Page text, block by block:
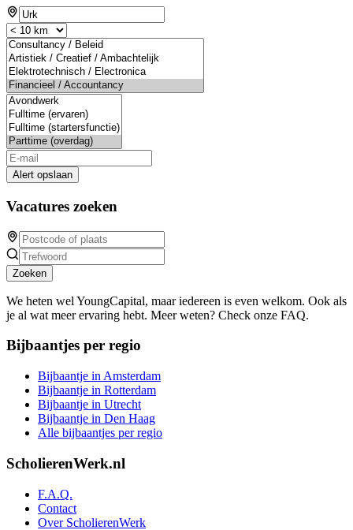
Alert opslaan
Vacatures zoeken
Zoeken
We heten wel YoungCapital, maar iedereen is even welkom. Ook als
je al wat meer ervaring hebt. Meer weten? Check onze FAQ.
Bijbaantjes per regio
Bijbaantje in Amsterdam
Bijbaantje in Rotterdam
Bijbaantje in Utrecht
Bijbaantje in Den Haag
Alle bijbaantjes per regio
ScholierenWerk.nl
F.A.Q.
Contact
Over ScholierenWerk